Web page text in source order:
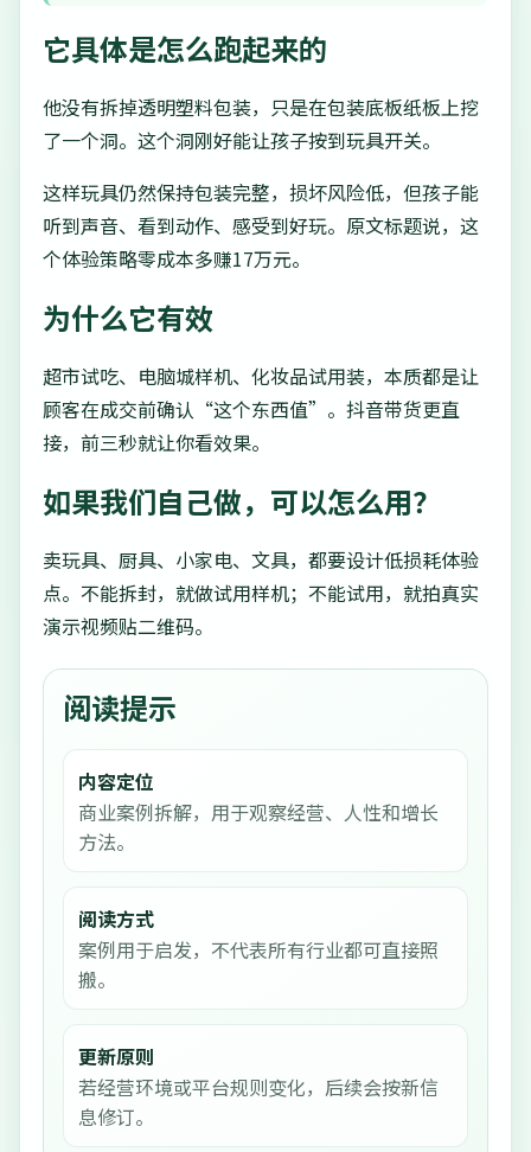
它具体是怎么跑起来的
他没有拆掉透明塑料包装，只是在包装底板纸板上挖
了一个洞。这个洞刚好能让孩子按到玩具开关。
这样玩具仍然保持包装完整，损坏风险低，但孩子能
听到声音、看到动作、感受到好玩。原文标题说，这
个体验策略零成本多赚17万元。
为什么它有效
超市试吃、电脑城样机、化妆品试用装，本质都是让
顾客在成交前确认“这个东西值”。抖音带货更直
接，前三秒就让你看效果。
如果我们自己做，可以怎么用？
卖玩具、厨具、小家电、文具，都要设计低损耗体验
点。不能拆封，就做试用样机；不能试用，就拍真实
演示视频贴二维码。
阅读提示
内容定位
商业案例拆解，用于观察经营、人性和增长
方法。
阅读方式
案例用于启发，不代表所有行业都可直接照
搬。
更新原则
若经营环境或平台规则变化，后续会按新信
息修订。